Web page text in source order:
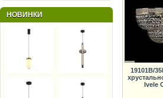
НОВИНКИ
19101B/
Ivele